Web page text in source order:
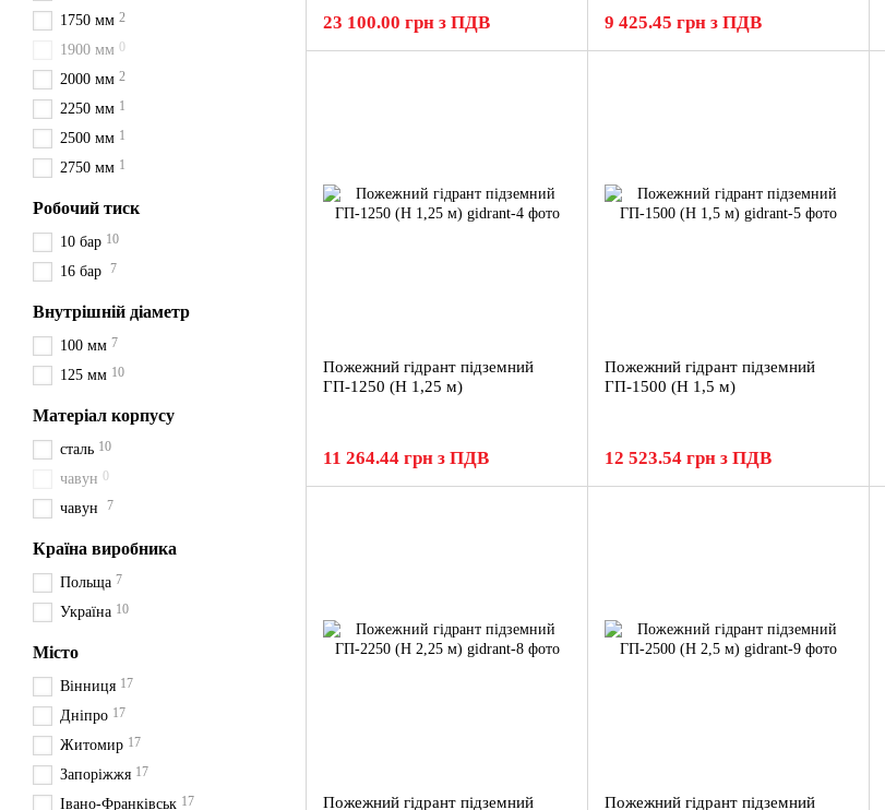
23 100.00 грн з ПДВ 9 425.45 грн з ПДВ
Пожежний гідрант підземний
ГП-1250 (H 1,25 м)
11 264.44 грн з ПДВ
Пожежний гідрант підземний
ГП-1500 (H 1,5 м)
12 523.54 грн з ПДВ
Пожежний гідрант підземний
Пожежний гідрант підземний
1750 мм 2
1900 мм 0
2000 мм 2
2250 мм 1
2500 мм 1
2750 мм 1
Робочий тиск
10 бар 10
16 бар 7
Внутрішній діаметр
100 мм 7
125 мм 10
Матеріал корпусу
сталь 10
чавун 0
чавун 7
Країна виробника
Польща 7
Україна 10
Місто
Вінниця 17
Дніпро 17
Житомир 17
Запоріжжя 17
Івано-Франківськ 17